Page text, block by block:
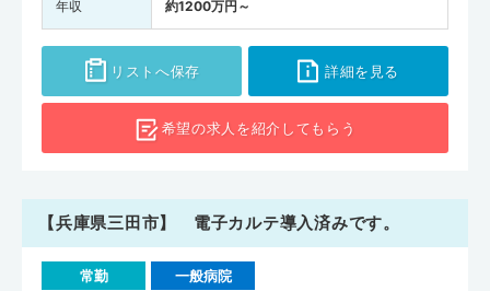
年収 約1200万円～
リストへ保存 詳細を見る
希望の求人を紹介してもらう
【兵庫県三田市】 電子カルテ導入済みです。
常勤 一般病院